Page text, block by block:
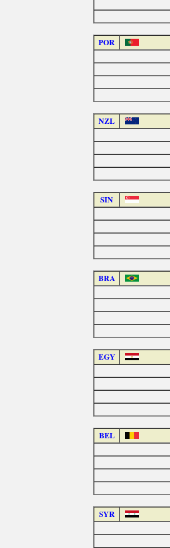
POR
NZL
SIN
BRA
EGY
BEL
SYR